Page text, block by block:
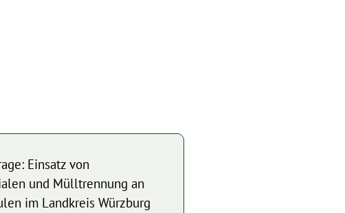
Einsatz von
und Mülltrennung an
im Landkreis Würzburg